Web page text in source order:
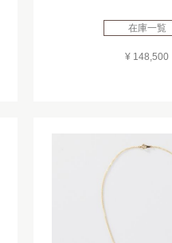
在庫一覧
¥ 148,500